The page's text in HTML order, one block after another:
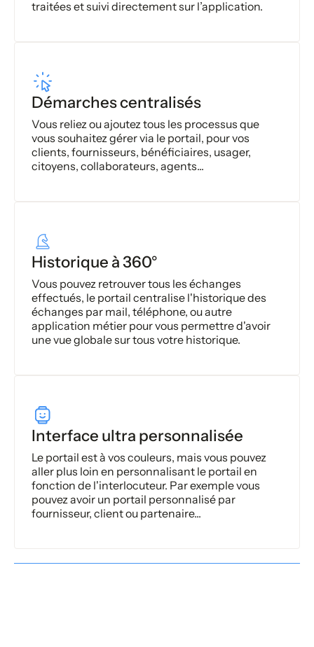
traitées et suivi directement sur l’application.
Démarches centralisés
Vous reliez ou ajoutez tous les processus que
vous souhaitez gérer via le portail, pour vos
clients, fournisseurs, bénéficiaires, usager,
citoyens, collaborateurs, agents...
Historique à 360°
Vous pouvez retrouver tous les échanges
effectués, le portail centralise l'historique des
échanges par mail, téléphone, ou autre
application métier pour vous permettre d'avoir
une vue globale sur tous votre historique.
Interface ultra personnalisée
Le portail est à vos couleurs, mais vous pouvez
aller plus loin en personnalisant le portail en
fonction de l'interlocuteur. Par exemple vous
pouvez avoir un portail personnalisé par
fournisseur, client ou partenaire...